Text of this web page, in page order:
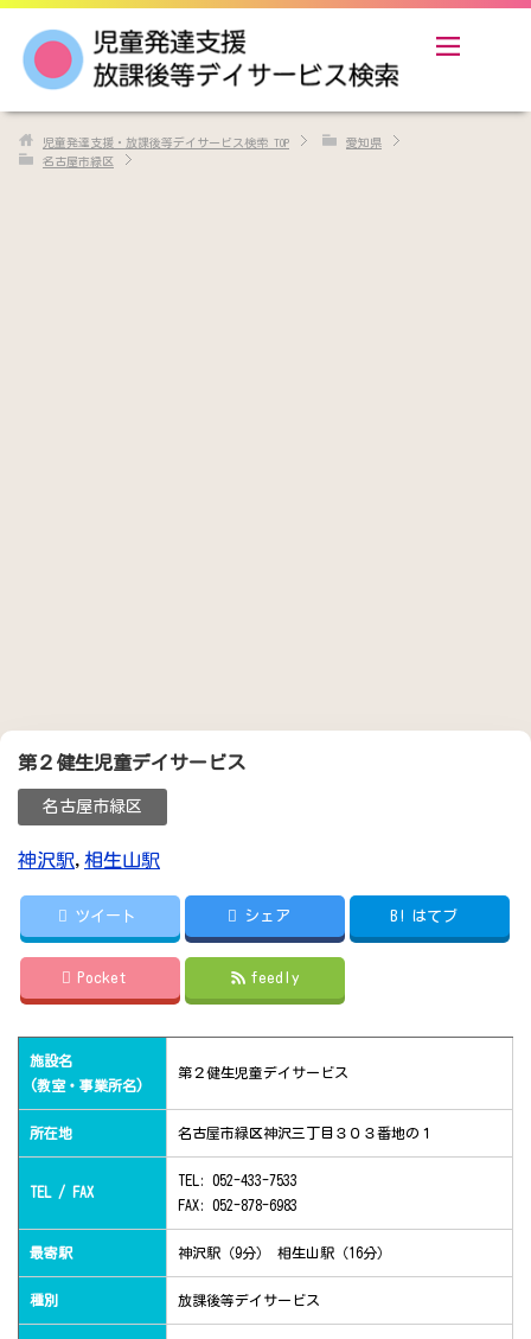
児童発達支援・放課後等デイサービス検索 TOP
愛知県
名古屋市緑区
第２健生児童デイサービス
名古屋市緑区
神沢駅, 相生山駅
ツイート シェア B! はてブ
Pocket feedly
施設名
(教室・事業所名)
第２健生児童デイサービス
所在地 名古屋市緑区神沢三丁目３０３番地の１
TEL / FAX
TEL: 052-433-7533
FAX: 052-878-6983
最寄駅 神沢駅（9分） 相生山駅（16分）
種別 放課後等デイサービス